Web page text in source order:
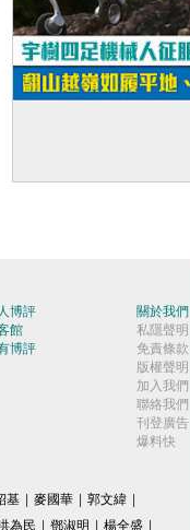
博評
館
博評
關於我們
私隱聲明
免責條款
版權聲明
加入我們
聯絡我們
刊登廣告
爆料快
基 麥國華 郭文緯
為民 鄧淑明 楊全盛